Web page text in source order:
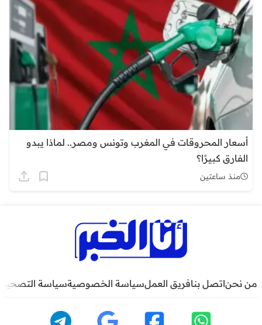
أسعار المحروقات في المغرب وتونس ومصر.. لماذا يبدو
الفارق كبيرًا؟
منذ ساعتين
من نحناتصل بنافريق العملسياسة الخصوصيةسياسة التصحيح